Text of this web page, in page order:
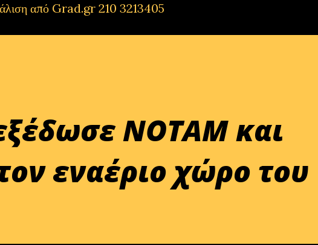
από Grad.gr 210 3213405
ΝΟΤΑΜ και
εναέριο χώρο του